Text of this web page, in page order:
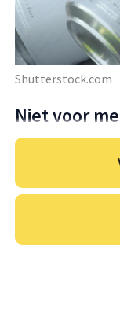
Shutterstock.com
Niet voor